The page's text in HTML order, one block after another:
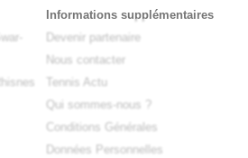
Informations supplémentaires
Devenir partenaire
Nous contacter
Tennis Actu
Qui sommes-nous ?
Conditions Générales
Données Personnelles